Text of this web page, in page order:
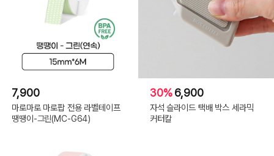
7,900
마로마로 마로팝 전용 라벨테이프
땡땡이-그린(MC-G64)
30%6,900
자석 슬라이드 택배 박스 세라믹
커터칼